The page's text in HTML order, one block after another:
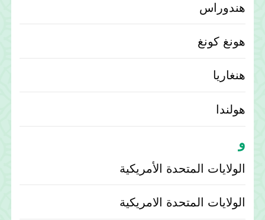
هندوراس
هونغ كونغ
هنغاريا
هولندا
و
الولايات المتحدة الأمريكية
الولايات المتحدة الامريكية